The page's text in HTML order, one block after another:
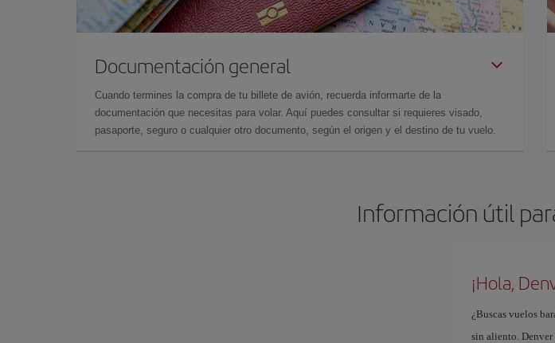
Documentación general
Cuando termines la compra de tu billete de avión, recuerda informarte de la
documentación que necesitas para volar. Aquí puedes consultar si requieres visado,
pasaporte, seguro o cualquier otro documento, según el origen y el destino de tu vuelo.
Información útil
¡Hola,
¿Buscas vuelos
sin aliento. Denver